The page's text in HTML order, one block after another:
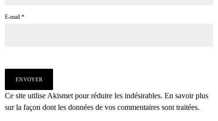
E-mail *
Ce site utilise Akismet pour réduire les indésirables. En savoir plus
sur la façon dont les données de vos commentaires sont traitées.